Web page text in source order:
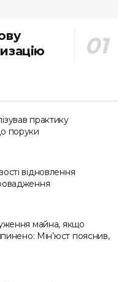
практику
поруки
відновлення
майна, якщо
Мін’юст пояснив,